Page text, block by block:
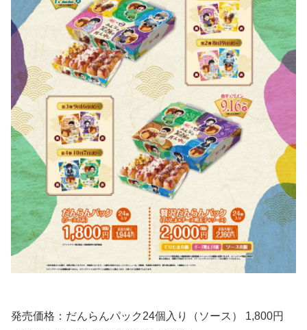
発売価格：だんらんパック24個入り（ソース） 1,800円